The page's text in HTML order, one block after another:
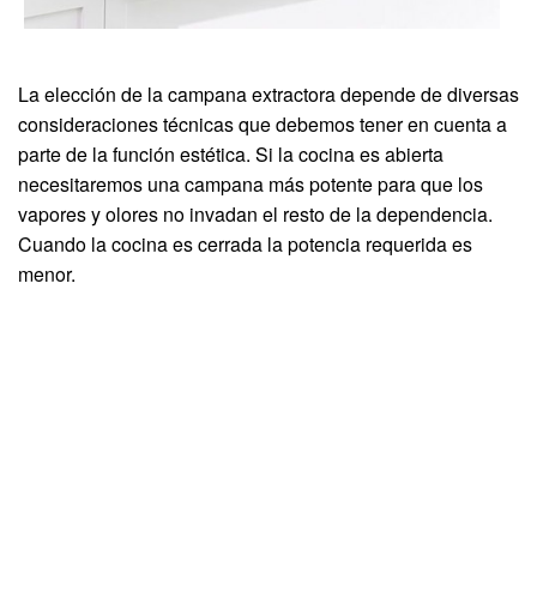
La elección de la campana extractora depende de diversas
consideraciones técnicas que debemos tener en cuenta a
parte de la función estética. Si la cocina es abierta
necesitaremos una campana más potente para que los
vapores y olores no invadan el resto de la dependencia.
Cuando la cocina es cerrada la potencia requerida es
menor.